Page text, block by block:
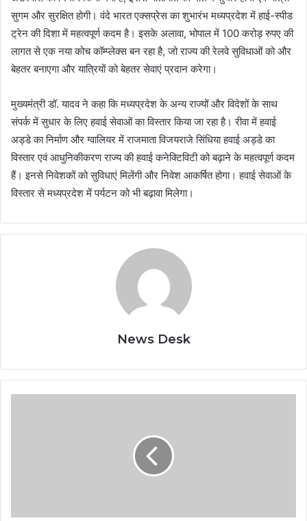
सुगम और सुरक्षित होगी। वंदे भारत एक्सप्रेस का शुभारंभ मध्यप्रदेश में हाई-स्पीड
ट्रेन की दिशा में महत्वपूर्ण कदम है। इसके अलावा, भोपाल में 100 करोड़ रुपए की
लागत से एक नया कोच कॉम्प्लेक्स बन रहा है, जो राज्य की रेलवे सुविधाओं को और
बेहतर बनाएगा और यात्रियों को बेहतर सेवाएं प्रदान करेगा।
मुख्यमंत्री डॉ. यादव ने कहा कि मध्यप्रदेश के अन्य राज्यों और विदेशों के साथ
संपर्क में सुधार के लिए हवाई सेवाओं का विस्तार किया जा रहा है। रीवा में हवाई
अड्डे का निर्माण और ग्वालियर में राजमाता विजयराजे सिंधिया हवाई अड्डे का
विस्तार एवं आधुनिकीकरण राज्य की हवाई कनेक्टिविटी को बढ़ाने के महत्वपूर्ण कदम
हैं। इनसे निवेशकों को सुविधाएं मिलेंगी और निवेश आकर्षित होगा। हवाई सेवाओं के
विस्तार से मध्यप्रदेश में पर्यटन को भी बढ़ावा मिलेगा।
News Desk